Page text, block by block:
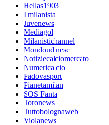
Hellas1903
Ilmilanista
Juvenews
Mediagol
Milanistichannel
Mondoudinese
Notiziecalciomercato
Numericalcio
Padovasport
Pianetamilan
SOS Fanta
Toronews
Tuttobolognaweb
Violanews